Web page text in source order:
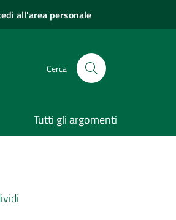
all'area personale
Cerca
Tutti gli argomenti